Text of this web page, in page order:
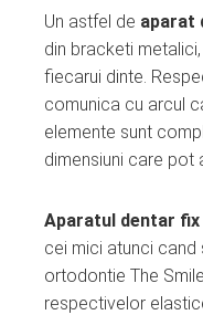
Un astfel de aparat
din bracketi
fiecarui dinte.
comunica cu arcul
elemente sunt
dimensiuni care pot
Aparatul dentar
cei mici atunci cand
ortodontie The
respectivelor